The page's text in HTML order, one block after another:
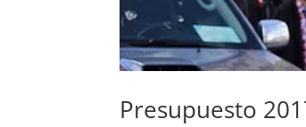
Presupuesto